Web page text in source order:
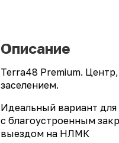
Описание
Terra48 Premium.
заселением.
Идеальный вариант
с благоустроенным
выездом на НЛМК